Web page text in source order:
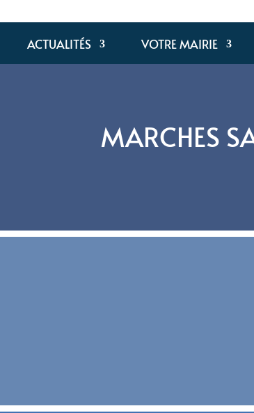
ACTUALITÉS VOTRE MAIRIE
MARCHES